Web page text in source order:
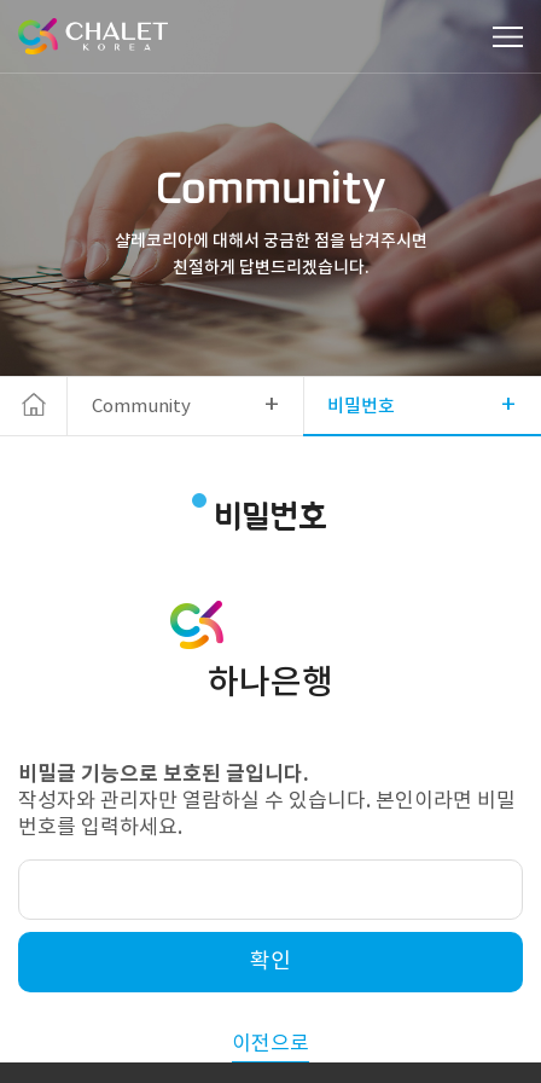
Community
샬레코리아에 대해서 궁금한 점을 남겨주시면
친절하게 답변드리겠습니다.
Community + 비밀번호 +
비밀번호
하나은행
비밀글 기능으로 보호된 글입니다.
작성자와 관리자만 열람하실 수 있습니다. 본인이라면 비밀
번호를 입력하세요.
확인
이전으로